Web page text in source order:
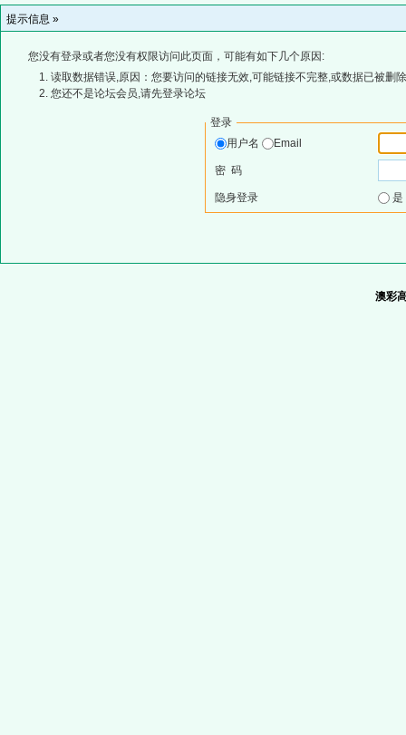
提示信息 »
您没有登录或者您没有权限访问此页面，可能有如下几个原因:
读取数据错误,原因：您要访问的链接无效,可能链接不完整,或数据已被删
您还不是论坛会员,请先登录论坛
登录
用户名
Email
密 码
隐身登录
澳彩